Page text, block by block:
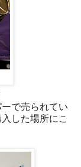
で売られてい
した場所にこ